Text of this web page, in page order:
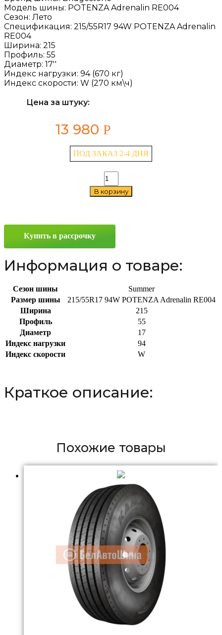
Модель шины: POTENZA Adrenalin RE004
Сезон: Лето
Спецификация: 215/55R17 94W POTENZA Adrenalin
RE004
Ширина: 215
Профиль: 55
Диаметр: 17''
Индекс нагрузки: 94 (670 кг)
Индекс скорости: W (270 км\ч)
Цена за штуку:
13 980 Р
ПОД ЗАКАЗ 2-4 ДНЯ
Количество
товара
Bridgestone
215/55
94W
В корзину
Купить в рассрочку
Информация о товаре:
Сезон шины
Summer
Размер шины
215/55R17 94W POTENZA Adrenalin RE004
Ширина
215
Профиль
55
Диаметр
17
Индекс нагрузки
94
Индекс скорости
W
Краткое описание:
Похожие товары